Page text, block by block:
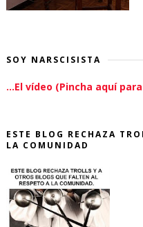
SOY NARSCISISTA
...El vídeo (Pincha aquí
ESTE BLOG RECHAZA
LA COMUNIDAD